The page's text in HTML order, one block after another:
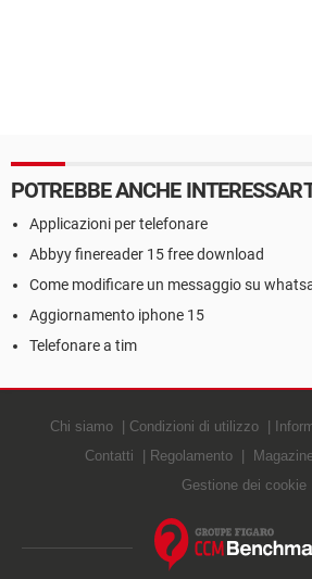
POTREBBE ANCHE
Applicazioni per telefonare
Abbyy finereader 15 free download
Come modificare un messaggio su
Aggiornamento iphone 15
Telefonare a tim
Chi siamo Condizioni di utilizzo
Contatti
Regolamento
Gestione dei cookie